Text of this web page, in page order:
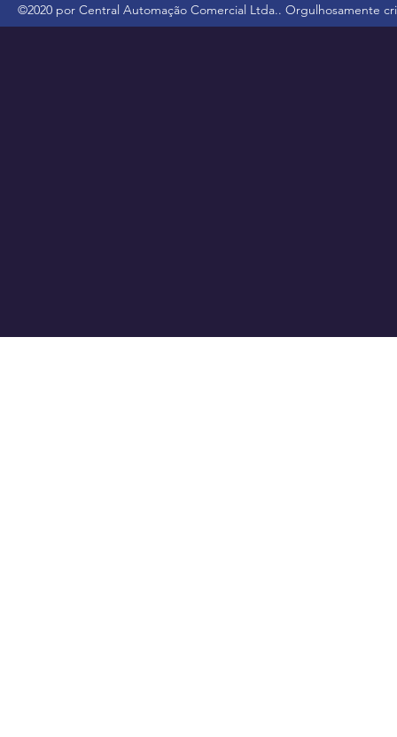
©2020 por Central Automação Comercial Ltda.. Orgulhosamente